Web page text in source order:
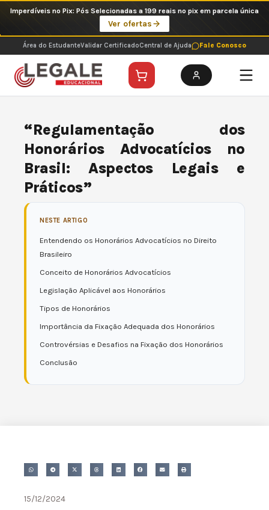
o
conteúdo
Imperdíveis no Pix: Pós Selecionadas a 199 reais no pix em parcela única
Ver ofertas
Área do EstudanteValidar CertificadoCentral de Ajuda Fale Conosco
“Regulamentação dos
Honorários Advocatícios no
Brasil: Aspectos Legais e
Práticos”
NESTE ARTIGO
Entendendo os Honorários Advocatícios no Direito
Brasileiro
Conceito de Honorários Advocatícios
Legislação Aplicável aos Honorários
Tipos de Honorários
Importância da Fixação Adequada dos Honorários
Controvérsias e Desafios na Fixação dos Honorários
Conclusão
15/12/2024